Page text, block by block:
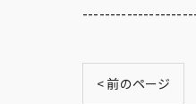
< 前のページ